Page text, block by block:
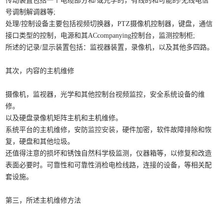
号调制解调器等;
处理/控制设备主要包括视频切换器，PTZ摄像机控制器，键盘，通信
接口类型的控制，电源和其ACcompanying控制台，监测控制柜;
所述的记录/显示装置包括：监视器装置，录像机，以及其他多四路。
其次，内容的主机维修
摄像机，监视器，光学和其他控制台视频监控，安全系统设备的维
修。
以及硬盘录像机矩阵主机和主机维修。
系统平台的主机维修，安防监控安装，硬件加密，软件故障排除和恢
复，硬盘和其他垃圾。
还值得注意的损坏和锈蚀自然科学极监测，仪器箱等，以修复和改造
表面必要时。可靠性和可靠性消检电检线路，连接的设备，等相关配
套设施。
第三，所述主机维修方法